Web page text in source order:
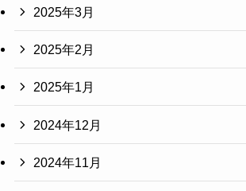
2025年3月
2025年2月
2025年1月
2024年12月
2024年11月